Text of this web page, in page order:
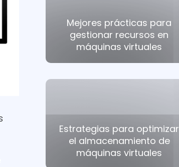
Mejores prácticas para
gestionar recursos en
máquinas virtuales
Estrategias para optimizar
el almacenamiento de
máquinas virtuales